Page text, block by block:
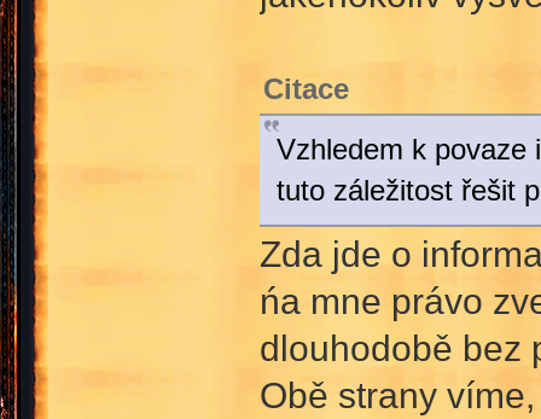
Citace
Vzhledem k povaze
tuto záležitost řešit
Zda jde o
ńa mne právo
dlouhodobě bez
Obě strany